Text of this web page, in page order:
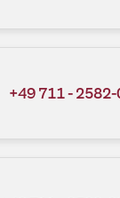
+49 711 - 2582-